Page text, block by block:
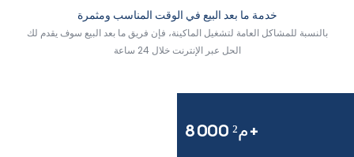
خدمة ما بعد البيع في الوقت المناسب ومثمرة
بالنسبة للمشاكل العامة لتشغيل الماكينة، فإن فريق ما بعد البيع سوف يقدم لك
الحل عبر الإنترنت خلال 24 ساعة
8000 م²+